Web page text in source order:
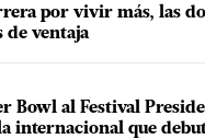
por vivir más, las
de ventaja
Bowl al Festival
internacional que